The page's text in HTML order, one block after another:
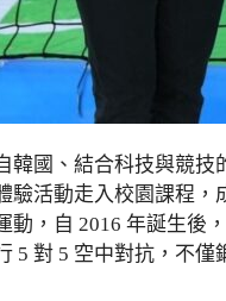
韓國、結合科技與競技
活動走入校園課程，
，自 2016 年誕生後
5 對 5 空中對抗，不